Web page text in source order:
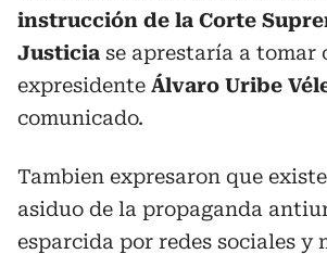
instrucción de la Corte
Justicia se aprestaría a tomar
expresidente Álvaro Uribe
comunicado.
Tambien expresaron que
asiduo de la propaganda
esparcida por redes sociales y